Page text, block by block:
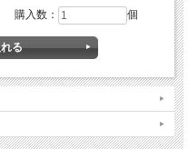
購入数： 個